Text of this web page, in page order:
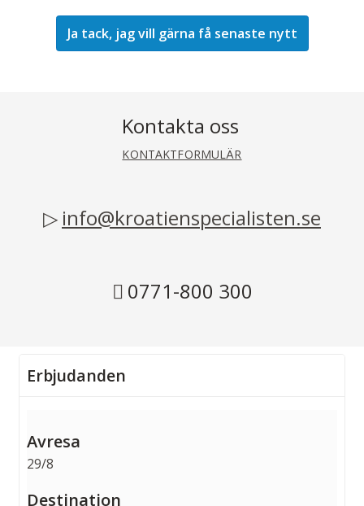
Kontakta oss
KONTAKTFORMULÄR
info@kroatienspecialisten.se
0771-800 300
Erbjudanden
29/8